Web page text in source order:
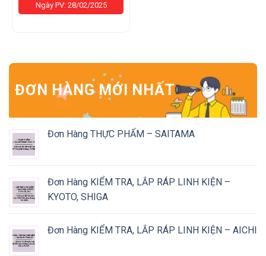
Ngày PV: 28/02/2025
ĐƠN HÀNG MỚI NHẤT
Đơn Hàng THỰC PHẨM – SAITAMA
Đơn Hàng KIỂM TRA, LẮP RÁP LINH KIỆN –
KYOTO, SHIGA
Đơn Hàng KIỂM TRA, LẮP RÁP LINH KIỆN – AICHI